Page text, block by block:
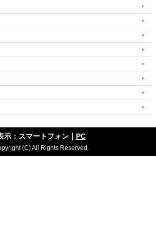
示：スマートフォン｜ PC
(C) All Rights Reserved.